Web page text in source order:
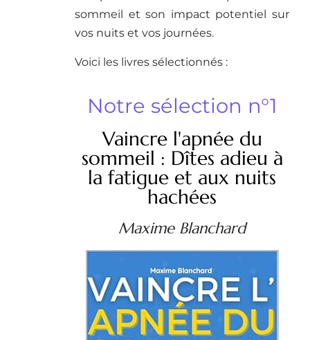
sommeil et son impact potentiel sur
vos nuits et vos journées.
Voici les livres sélectionnés :
Notre sélection n°1
Vaincre l'apnée du
sommeil : Dîtes adieu à
la fatigue et aux nuits
hachées
Maxime Blanchard